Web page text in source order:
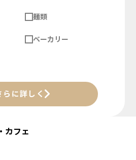
麺類
ベーカリー
らに詳しく
カフェ